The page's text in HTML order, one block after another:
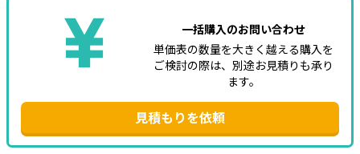
一括購入のお問い合わせ
単価表の数量を大きく越える購入を
ご検討の際は、別途お見積りも承り
ます。
見積もりを依頼